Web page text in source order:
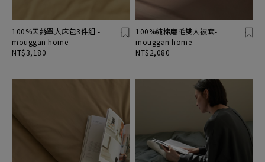
100%天絲單人床包3件組 -
mouggan home
NT$3,180
100%純棉磨毛雙人被套-
mouggan home
NT$2,080